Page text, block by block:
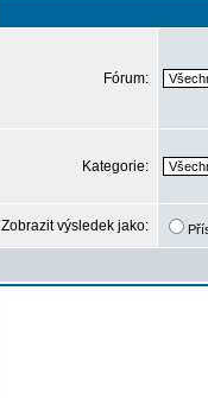
Fórum:
Kategorie:
Zobrazit výsledek jako: